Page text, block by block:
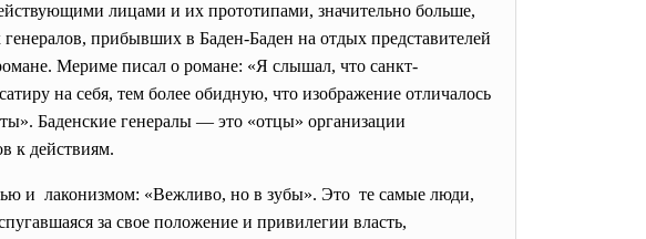
лицами и их прототипами, значительно больше,
прибывших в Баден-Баден на отдых представителей
Мериме писал о романе: «Я слышал, что санкт-
на себя, тем более обидную, что изображение отличалось
Баденские генералы — это «отцы» организации
к действиям.
и лаконизмом: «Вежливо, но в зубы». Это те самые люди,
за свое положение и привилегии власть,